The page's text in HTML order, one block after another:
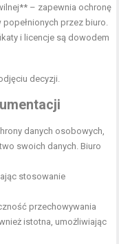
– zapewnia ochronę
przez biuro.
i licencje są dowodem
decyzji.
danych osobowych,
swoich danych. Biuro
stosowanie
przechowywania
istotna, umożliwiając